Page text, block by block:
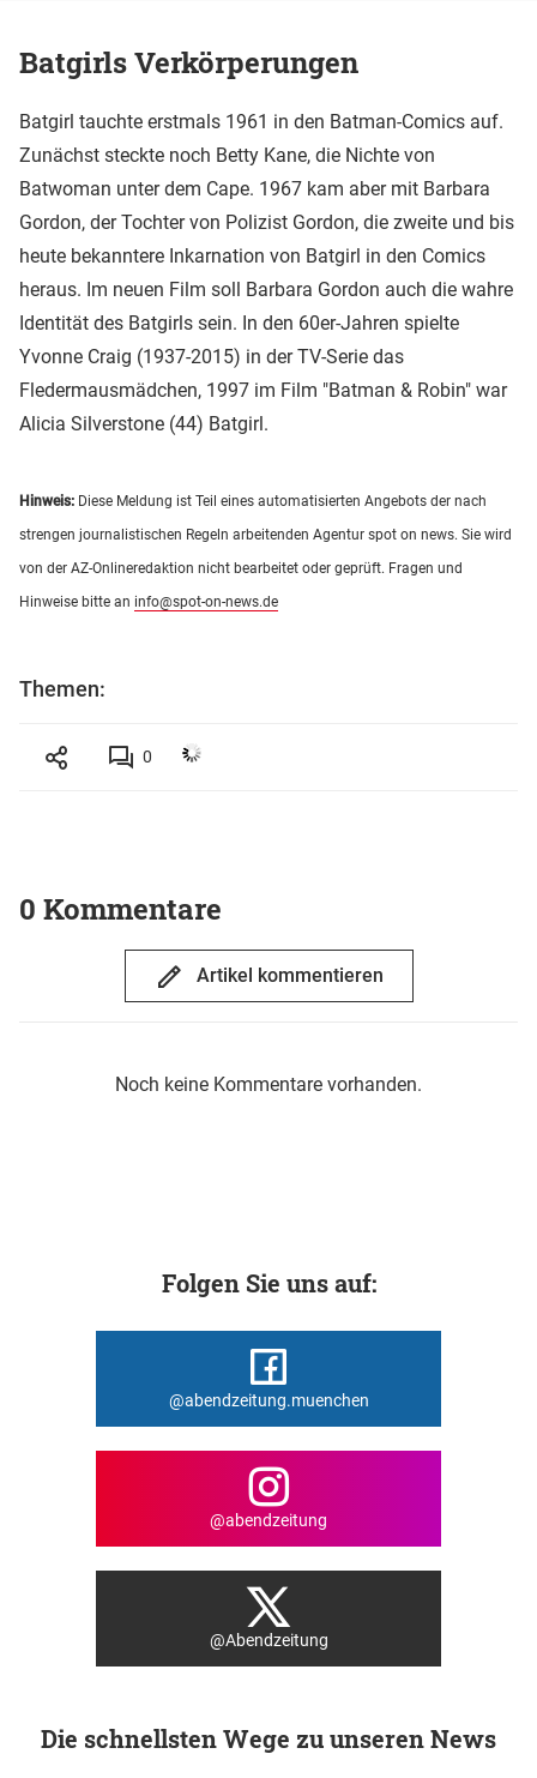
Batgirls Verkörperungen
Batgirl tauchte erstmals 1961 in den Batman-Comics auf.
Zunächst steckte noch Betty Kane, die Nichte von
Batwoman unter dem Cape. 1967 kam aber mit Barbara
Gordon, der Tochter von Polizist Gordon, die zweite und bis
heute bekanntere Inkarnation von Batgirl in den Comics
heraus. Im neuen Film soll Barbara Gordon auch die wahre
Identität des Batgirls sein. In den 60er-Jahren spielte
Yvonne Craig (1937-2015) in der TV-Serie das
Fledermausmädchen, 1997 im Film "Batman & Robin" war
Alicia Silverstone (44) Batgirl.
Hinweis: Diese Meldung ist Teil eines automatisierten Angebots der nach
strengen journalistischen Regeln arbeitenden Agentur spot on news. Sie wird
von der AZ-Onlineredaktion nicht bearbeitet oder geprüft. Fragen und
Hinweise bitte an info@spot-on-news.de
Themen:
0
0 Kommentare
Artikel kommentieren
Noch keine Kommentare vorhanden.
Folgen Sie uns auf:
@abendzeitung.muenchen
@abendzeitung
@Abendzeitung
Die schnellsten Wege zu unseren News